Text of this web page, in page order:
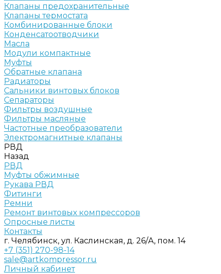
Клапаны предохранительные
Клапаны термостата
Комбинированные блоки
Конденсатоотводчики
Масла
Модули компактные
Муфты
Обратные клапана
Радиаторы
Сальники винтовых блоков
Сепараторы
Фильтры воздушные
Фильтры масляные
Частотные преобразователи
Электромагнитные клапаны
РВД
Назад
РВД
Муфты обжимные
Рукава РВД
Фитинги
Ремни
Ремонт винтовых компрессоров
Опросные листы
Контакты
г. Челябинск, ул. Каслинская, д. 26/А, пом. 14
+7 (351) 270-98-14
sale@artkompressor.ru
Личный кабинет